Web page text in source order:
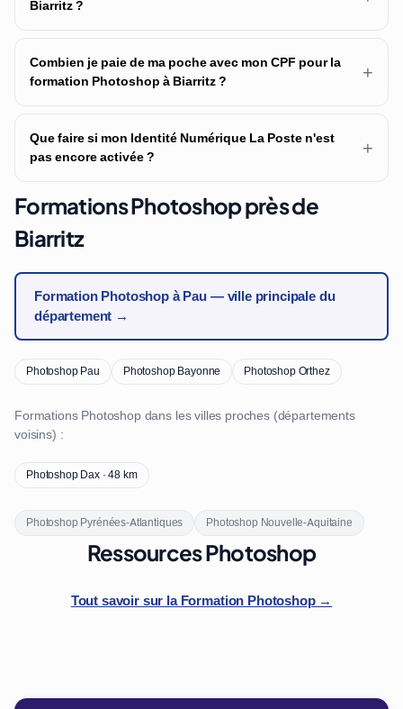
Biarritz ?
Combien je paie de ma poche avec mon CPF pour la
formation Photoshop à Biarritz ?
+
Que faire si mon Identité Numérique La Poste n'est
pas encore activée ?
+
Formations Photoshop près de
Biarritz
Formation Photoshop à Pau — ville principale du
département →
Photoshop Pau Photoshop Bayonne Photoshop Orthez
Formations Photoshop dans les villes proches (départements
voisins) :
Photoshop Dax · 48 km
Photoshop Pyrénées-Atlantiques Photoshop Nouvelle-Aquitaine
Ressources Photoshop
Tout savoir sur la Formation Photoshop →